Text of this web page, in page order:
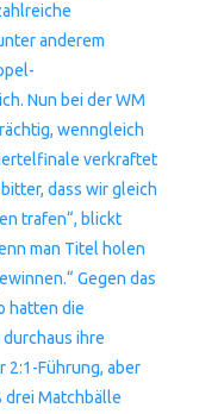
anderem
Nun bei der WM
wenngleich
verkraftet
dass wir gleich
trafen“, blickt
man Titel holen
Gegen das
hatten die
ihre
2:1-Führung, aber
Matchbälle